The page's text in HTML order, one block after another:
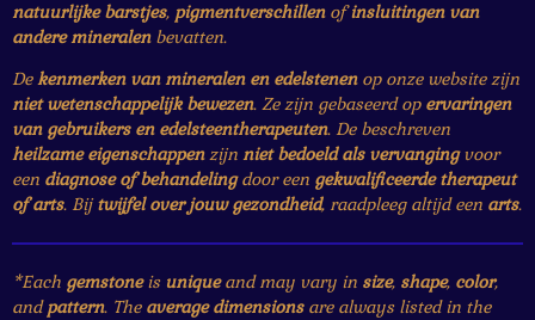
natuurlijke barstjes, pigmentverschillenofinsluitingen van
andere mineralenbevatten.
Dekenmerken van mineralen en edelstenenop onze website zijn
niet wetenschappelijk bewezen. Ze zijn gebaseerd op ervaringen
van gebruikers en edelsteentherapeuten. De beschreven
heilzame eigenschappenzijn niet bedoeld als vervangingvoor
een diagnose of behandelingdoor een gekwalificeerde therapeut
of arts. Bijtwijfel over jouw gezondheid, raadpleeg altijd een arts.
*Each gemstoneis uniqueand may vary in size, shape, color,
andpattern. The average dimensionsare always listed in the